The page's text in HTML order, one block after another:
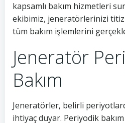
kapsamlı bakım hizmetleri
ekibimiz, jeneratörlerinizi
tüm bakım işlemlerini
Jeneratör
Bakım
Jeneratörler, belirli
ihtiyaç duyar. Periyodik